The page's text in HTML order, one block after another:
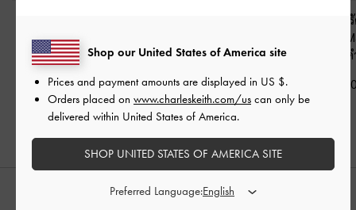
มุกรุ่น Marie-
ดำ
฿2,190.00
ดับเมทัลลิค-หนังแก้วสี
฿2,590.00
รองเท้าส้นสูง
ประดับมุกรุ่น
หนังเงาสีด
฿2,390.00
สไตล์ลุคด้วย
Shop our United States of America site
Prices and payment amounts are displayed in US $.
Orders placed on www.charleskeith.com/us can only be
delivered within United States of America.
SHOP UNITED STATES OF AMERICA SITE
Preferred Language: